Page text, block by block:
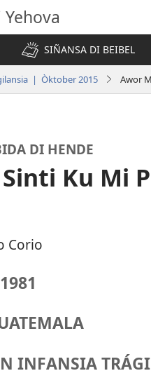
SIÑANSA DI BEIBEL
| Òktober 2015 Awor
DI HENDE
Ku Mi
Corio
1981
INFANSIA